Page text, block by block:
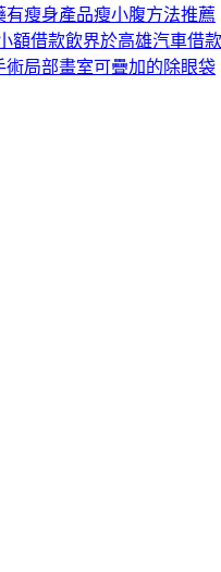
瘦身產品瘦小腹方法推薦
額借款飲界於高雄汽車借款
局部畫室可疊加的除眼袋